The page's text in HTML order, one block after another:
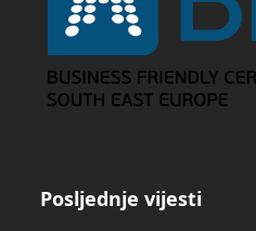
Posljednje vijesti